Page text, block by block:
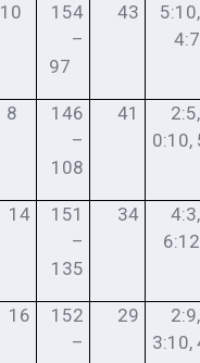
10
154
–
97
43
8
146
–
108
41
0:10,
14
151
–
135
34
16
152
–
29
3:10,